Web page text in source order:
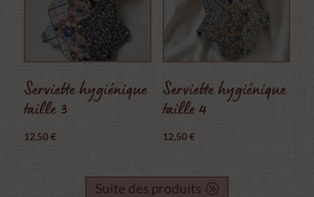
Serviette hygiénique
taille 3
12,50€
Serviette hygiénique
taille 4
12,50€
Suite des produits